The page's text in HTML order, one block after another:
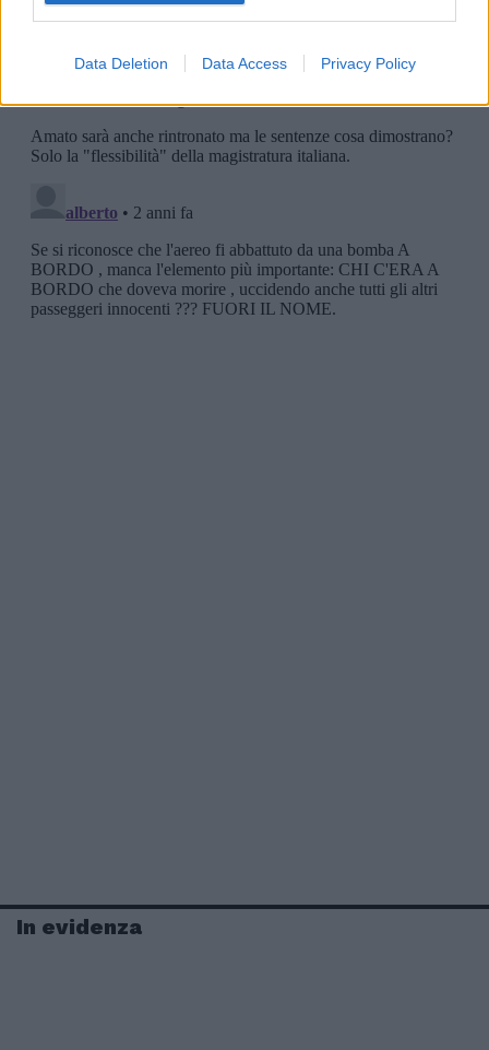
Data Deletion Data Access Privacy Policy
In evidenza